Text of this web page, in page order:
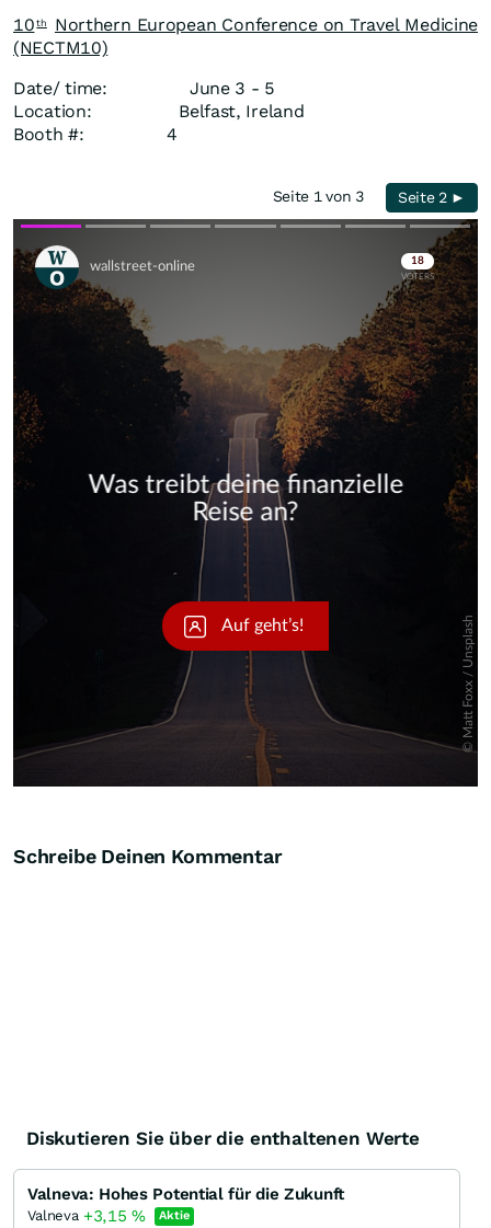
10 th
Northern European Conference on Travel Medicine
(NECTM10)
Date/ time: June 3 - 5
Location: Belfast, Ireland
Booth #: 4
Seite 1 von 3 Seite 2 ►
Skip
Schreibe Deinen Kommentar
Diskutieren Sie über die enthaltenen Werte
Valneva: Hohes Potential für die Zukunft
Valneva +3,15% Aktie